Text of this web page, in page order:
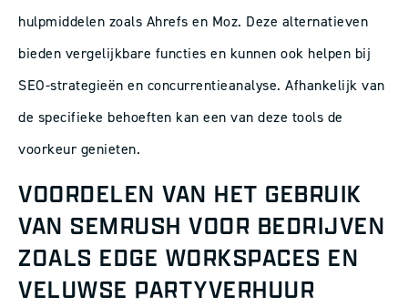
hulpmiddelen zoals Ahrefs en Moz. Deze alternatieven
bieden vergelijkbare functies en kunnen ook helpen bij
SEO-strategieën en concurrentieanalyse. Afhankelijk van
de specifieke behoeften kan een van deze tools de
voorkeur genieten.
VOORDELEN VAN HET GEBRUIK
VAN SEMRUSH VOOR BEDRIJVEN
ZOALS EDGE WORKSPACES EN
VELUWSE PARTYVERHUUR